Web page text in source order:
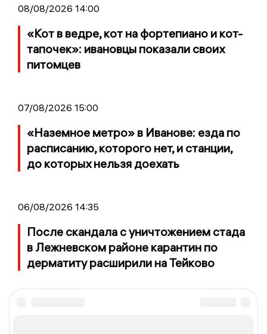
08/08/2026 14:00
«Кот в ведре, кот на фортепиано и кот-
тапочек»: ивановцы показали своих
питомцев
07/08/2026 15:00
«Наземное метро» в Иванове: езда по
расписанию, которого нет, и станции,
до которых нельзя доехать
06/08/2026 14:35
После скандала с уничтожением стада
в Лежневском районе карантин по
дерматиту расширили на Тейково